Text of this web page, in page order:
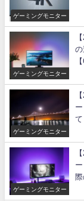
ゲーミングモニター
ゲーミングモニター
の
ゲーミングモニター
て
ゲーミングモニター